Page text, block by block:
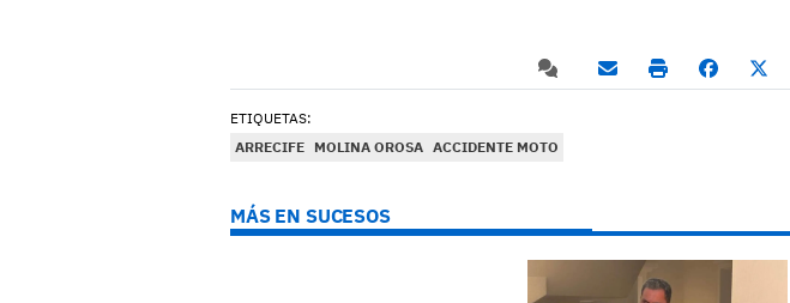
ETIQUETAS:
ARRECIFE MOLINA OROSA ACCIDENTE MOTO
MÁS EN SUCESOS